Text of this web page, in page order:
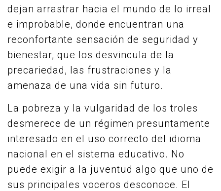
dejan arrastrar hacia el mundo de lo irreal
e improbable, donde encuentran una
reconfortante sensación de seguridad y
bienestar, que los desvincula de la
precariedad, las frustraciones y la
amenaza de una vida sin futuro.
La pobreza y la vulgaridad de los troles
desmerece de un régimen presuntamente
interesado en el uso correcto del idioma
nacional en el sistema educativo. No
puede exigir a la juventud algo que uno de
sus principales voceros desconoce. El